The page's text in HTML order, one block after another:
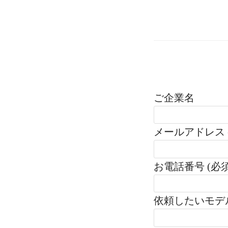
ご企業名
メールアドレ
お電話番号 (必
依頼したいモ